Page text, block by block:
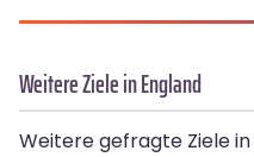
Weitere Ziele in England
Weitere gefragte Ziele